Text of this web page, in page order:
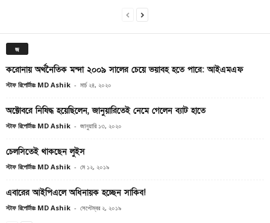
জ
করোনায় অর্থনৈতিক মন্দা ২০০৯ সালের চেয়ে ভয়াবহ হতে পারে: আইএমএফ
স্টাফ রিপোর্টারঃ MD Ashik - মার্চ ২৪, ২০২০
অক্টোবরে নিষিদ্ধ হয়েছিলেন, জানুয়ারিতেই নেমে গেলেন ব্যাট হাতে
স্টাফ রিপোর্টারঃ MD Ashik - জানুয়ারি ১৩, ২০২০
চেলসিতেই থাকছেন লুইস
স্টাফ রিপোর্টারঃ MD Ashik - মে ১২, ২০১৯
এবারের আইপিএলে অধিনায়ক হচ্ছেন সাকিব!
স্টাফ রিপোর্টারঃ MD Ashik - সেপ্টেম্বর ২, ২০১৯